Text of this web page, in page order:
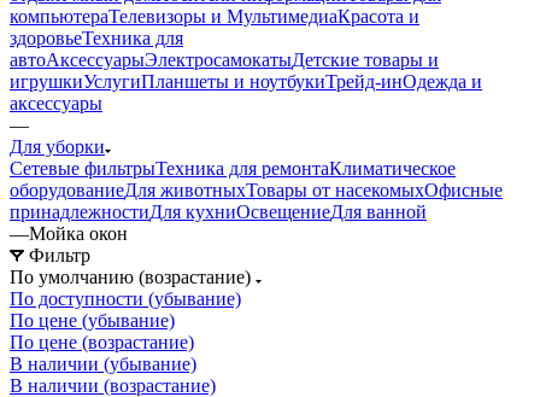
компьютераТелевизоры и МультимедиаКрасота и
здоровьеТехника для
автоАксессуарыЭлектросамокатыДетские товары и
игрушкиУслугиПланшеты и ноутбукиТрейд-инОдежда и
аксессуары
—
Для уборки
Сетевые фильтрыТехника для ремонтаКлиматическое
оборудованиеДля животныхТовары от насекомыхОфисные
принадлежностиДля кухниОсвещениеДля ванной
—Мойка окон
Фильтр
По умолчанию (возрастание)
По доступности (убывание)
По цене (убывание)
По цене (возрастание)
В наличии (убывание)
В наличии (возрастание)